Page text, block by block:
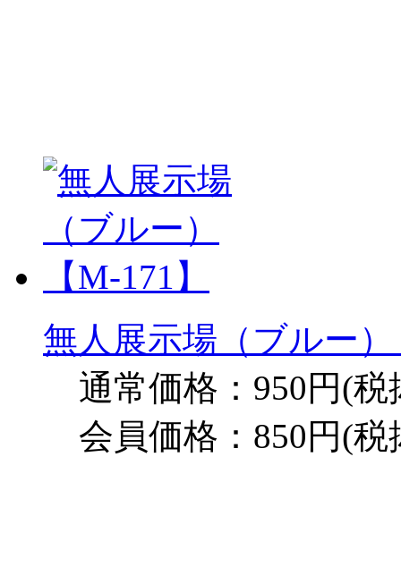
無人展示場（ブルー
通常価格：950円(税
会員価格：850円(税